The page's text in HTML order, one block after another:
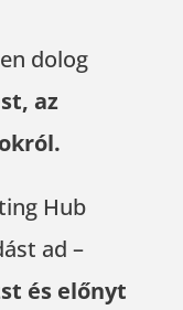
dolog
az
Hub
ad –
és előnyt